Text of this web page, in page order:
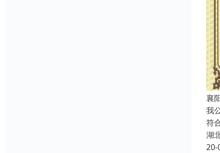
襄
我
符
湖
20-